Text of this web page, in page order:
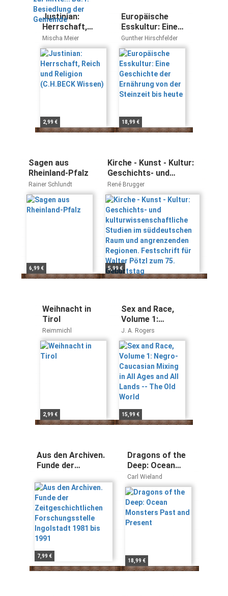
Justinian:
Herrschaft,
Reich und
Religion
(C.H.BECK
Wissen)
Mischa Meier
2,99 €
Europäische
Esskultur: Eine
Geschichte der
Ernährung von
der Steinzeit bis
heute
Gunther Hirschfelder
18,99 €
Sagen aus
Rheinland-Pfalz
Rainer Schlundt
6,99 €
Kirche - Kunst - Kultur:
Geschichts- und
kulturwissenschaftliche
Studien im
süddeutschen Raum
und angrenzenden
Regionen. Festschrift
für Walter Pötzl zum
75. Geburtstag
René Brugger
5,99 €
Weihnacht in
Tirol
Reimmichl
2,99 €
Sex and Race,
Volume 1:
Negro-
Caucasian
Mixing in All
Ages and All
Lands -- The Old
World
J. A. Rogers
15,99 €
Aus den Archiven.
Funde der
Forschungsstelle
Ingolstadt 1981 bis
1991
7,99 €
Dragons of the
Deep: Ocean
Monsters Past
and Present
Carl Wieland
18,99 €